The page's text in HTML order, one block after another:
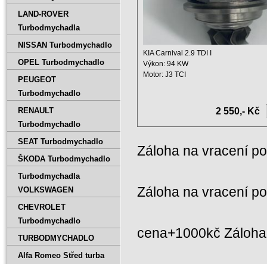
KIA Carnival 2.9 TDI I
Výkon: 94 KW
Motor: J3 TCI
2 550,- Kč
Záloha na vracení
Záloha na vracení
cena+1000kč
LAND-ROVER
Turbodmychadla
NISSAN Turbodmychadlo
OPEL Turbodmychadlo
PEUGEOT
Turbodmychadlo
RENAULT
Turbodmychadlo
SEAT Turbodmychadlo
ŠKODA Turbodmychadlo
Turbodmychadla
VOLKSWAGEN
CHEVROLET
Turbodmychadlo
TURBODMYCHADLO
Alfa Romeo Střed turba